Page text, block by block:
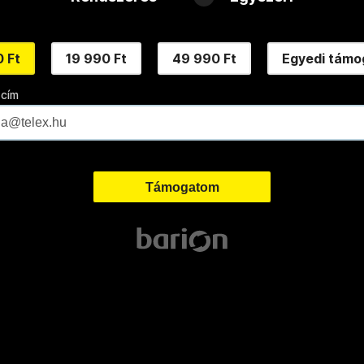
Ft 19 990 Ft 49 990 Ft Egyedi